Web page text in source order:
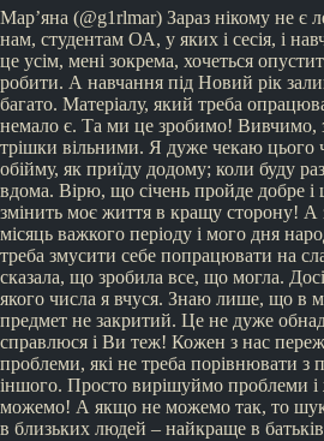
Мар’яна (@g1rlmar) Зараз нікому не є
нам, студентам ОА, у яких і сесія, і
це усім, мені зокрема, хочеться
робити. А навчання під Новий рік
багато. Матеріалу, який треба
немало є. Та ми це зробимо! Вивчимо,
трішки вільними. Я дуже чекаю цього
обійму, як приїду додому; коли буду
вдома. Вірю, що січень пройде добре і
змінить моє життя в кращу сторону! А
місяць важкого періоду і мого дня
треба змусити себе попрацювати на
сказала, що зробила все, що могла.
якого числа я вчуся. Знаю лише, що в
предмет не закритий. Це не дуже
справлюся і Ви теж! Кожен з нас
проблеми, які не треба порівнювати з
іншого. Просто вирішуймо проблеми і
можемо! А якщо не можемо так, то
в близьких людей – найкраще в